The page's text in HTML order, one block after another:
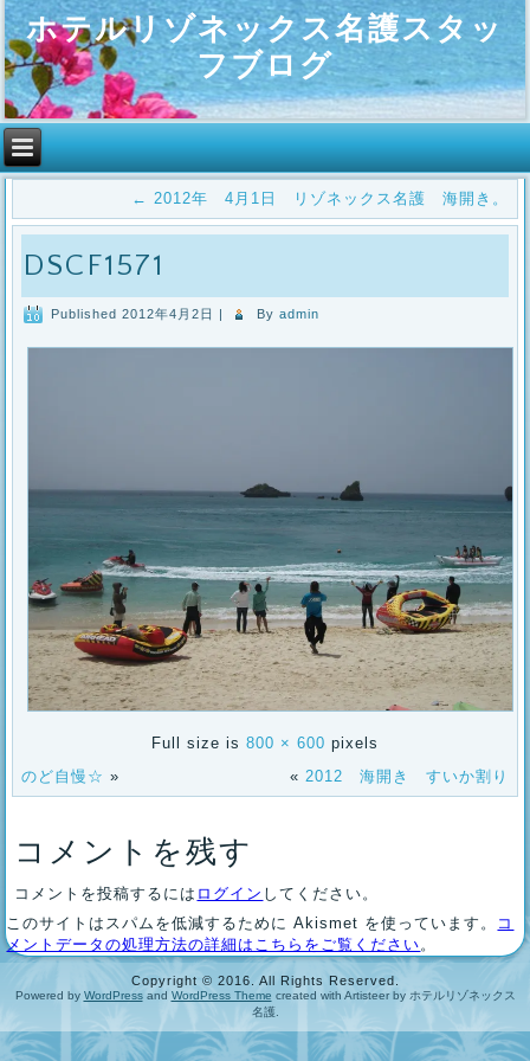
ホテルリゾネックス名護スタッ
フブログ
← 2012年 4月1日 リゾネックス名護 海開き。
DSCF1571
Published 2012年4月2日 By admin
Full size is 800 × 600 pixels
のど自慢☆ » « 2012 海開き すいか割り
コメントを残す
コメントを投稿するには ログイン してください。
このサイトはスパムを低減するために Akismet を使っています。
コ
メントデータの処理方法の詳細はこちらをご覧ください。
Copyright © 2016. All Rights Reserved.
Powered by WordPressand WordPress Theme created with Artisteer by ホテルリゾネックス
名護.